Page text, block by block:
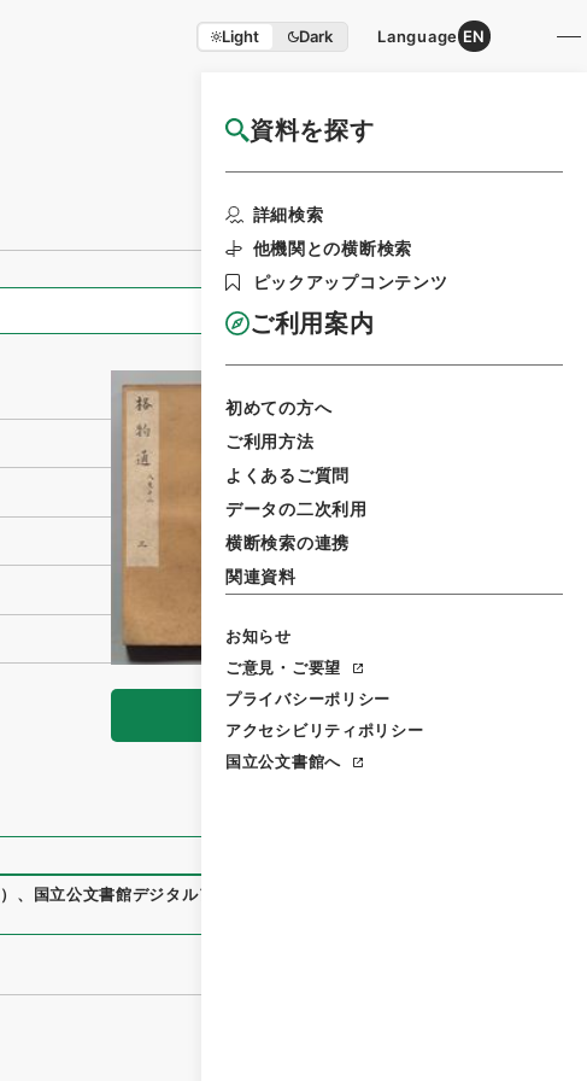
Light Dark Language EN
資料を探す
詳細検索
他機関との横断検索
ピックアップコンテンツ
ご利用案内
初めての方へ
ご利用方法
よくあるご質問
データの二次利用
横断検索の連携
関連資料
お知らせ
ご意見・ご要望
プライバシーポリシー
アクセシビリティポリシー
国立公文書館へ
国立公文書館HP利用案内
全ての情報
） 、 国立公文書館デジタルアーカイブ